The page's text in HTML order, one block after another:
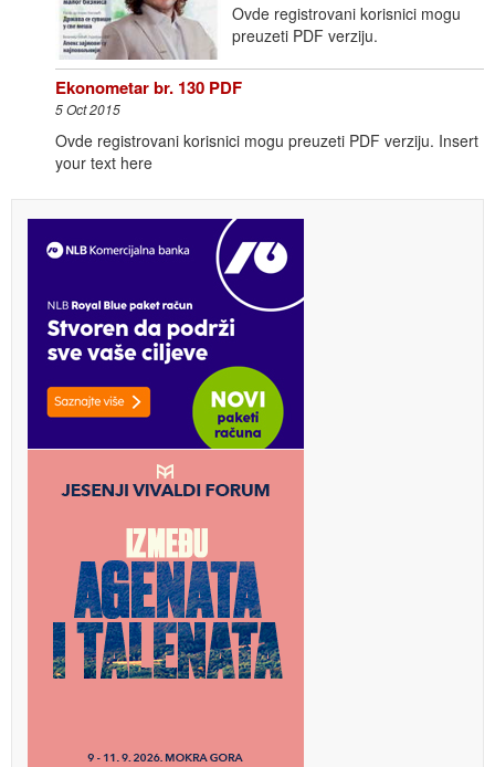
Ovde registrovani korisnici mogu
preuzeti PDF verziju.
Ekonometar br. 130 PDF
5 Oct 2015
Ovde registrovani korisnici mogu preuzeti PDF verziju. Insert
your text here